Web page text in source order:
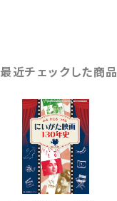
最近チェックした商品